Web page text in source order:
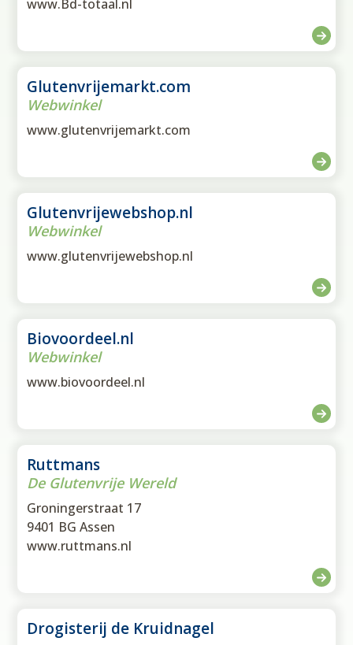
www.Bd-totaal.nl
Glutenvrijemarkt.com
Webwinkel
www.glutenvrijemarkt.com
Glutenvrijewebshop.nl
Webwinkel
www.glutenvrijewebshop.nl
Biovoordeel.nl
Webwinkel
www.biovoordeel.nl
Ruttmans
De Glutenvrije Wereld
Groningerstraat 17
9401 BG Assen
www.ruttmans.nl
Drogisterij de Kruidnagel